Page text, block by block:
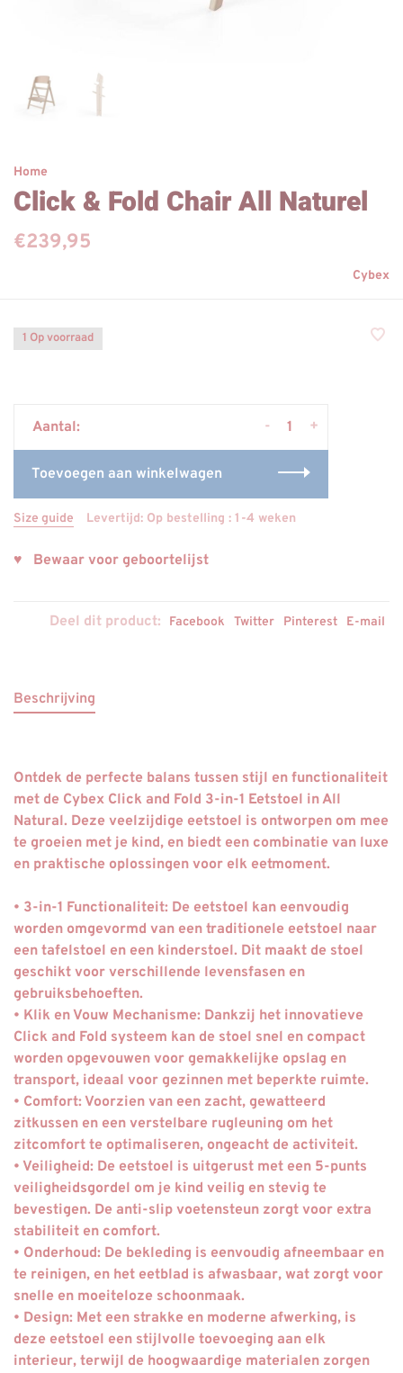
Home
Click & Fold Chair All Naturel
€239,95
Cybex
1 Op voorraad
Aantal: +
-
Toevoegen aan winkelwagen
Size guide Levertijd: Op bestelling : 1-4 weken
♥ Bewaar voor geboortelijst
Deel dit product: Facebook Twitter Pinterest E-mail
Beschrijving
Ontdek de perfecte balans tussen stijl en functionaliteit
met de Cybex Click and Fold 3-in-1 Eetstoel in All
Natural. Deze veelzijdige eetstoel is ontworpen om mee
te groeien met je kind, en biedt een combinatie van luxe
en praktische oplossingen voor elk eetmoment.
• 3-in-1 Functionaliteit: De eetstoel kan eenvoudig
worden omgevormd van een traditionele eetstoel naar
een tafelstoel en een kinderstoel. Dit maakt de stoel
geschikt voor verschillende levensfasen en
gebruiksbehoeften.
• Klik en Vouw Mechanisme: Dankzij het innovatieve
Click and Fold systeem kan de stoel snel en compact
worden opgevouwen voor gemakkelijke opslag en
transport, ideaal voor gezinnen met beperkte ruimte.
• Comfort: Voorzien van een zacht, gewatteerd
zitkussen en een verstelbare rugleuning om het
zitcomfort te optimaliseren, ongeacht de activiteit.
• Veiligheid: De eetstoel is uitgerust met een 5-punts
veiligheidsgordel om je kind veilig en stevig te
bevestigen. De anti-slip voetensteun zorgt voor extra
stabiliteit en comfort.
• Onderhoud: De bekleding is eenvoudig afneembaar en
te reinigen, en het eetblad is afwasbaar, wat zorgt voor
snelle en moeiteloze schoonmaak.
• Design: Met een strakke en moderne afwerking, is
deze eetstoel een stijlvolle toevoeging aan elk
interieur, terwijl de hoogwaardige materialen zorgen